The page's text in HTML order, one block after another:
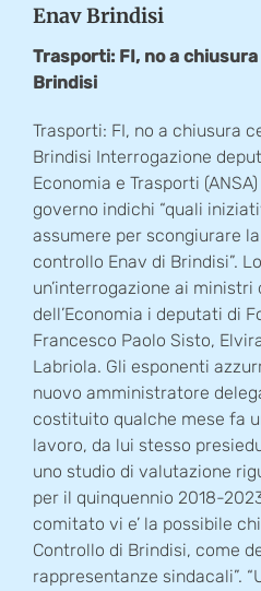
Enav Brindisi
Trasporti: FI, no a
Brindisi
Trasporti: FI, no a chiusura
Brindisi Interrogazione
Economia e Trasporti
governo indichi “quali
assumere per scongiurare
controllo Enav di Brindisi”.
un’interrogazione ai
dell’Economia i deputati di
Francesco Paolo Sisto,
Labriola. Gli esponenti
nuovo amministratore
costituito qualche mese fa
lavoro, da lui stesso
uno studio di valutazione
per il quinquennio 2018-
comitato vi e’ la possibile
Controllo di Brindisi, come
rappresentanze sindacali”.